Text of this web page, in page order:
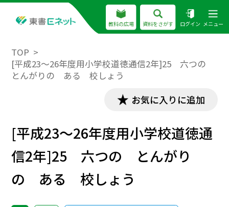
教科の広場 資料をさがす ログイン メニュー
TOP
[平成23～26年度用小学校道徳通信2年]25 六つの
とんがりの ある 校しょう
お気に入りに追加
[平成23～26年度用小学校道徳通
信2年]25 六つの とんがり
の ある 校しょう